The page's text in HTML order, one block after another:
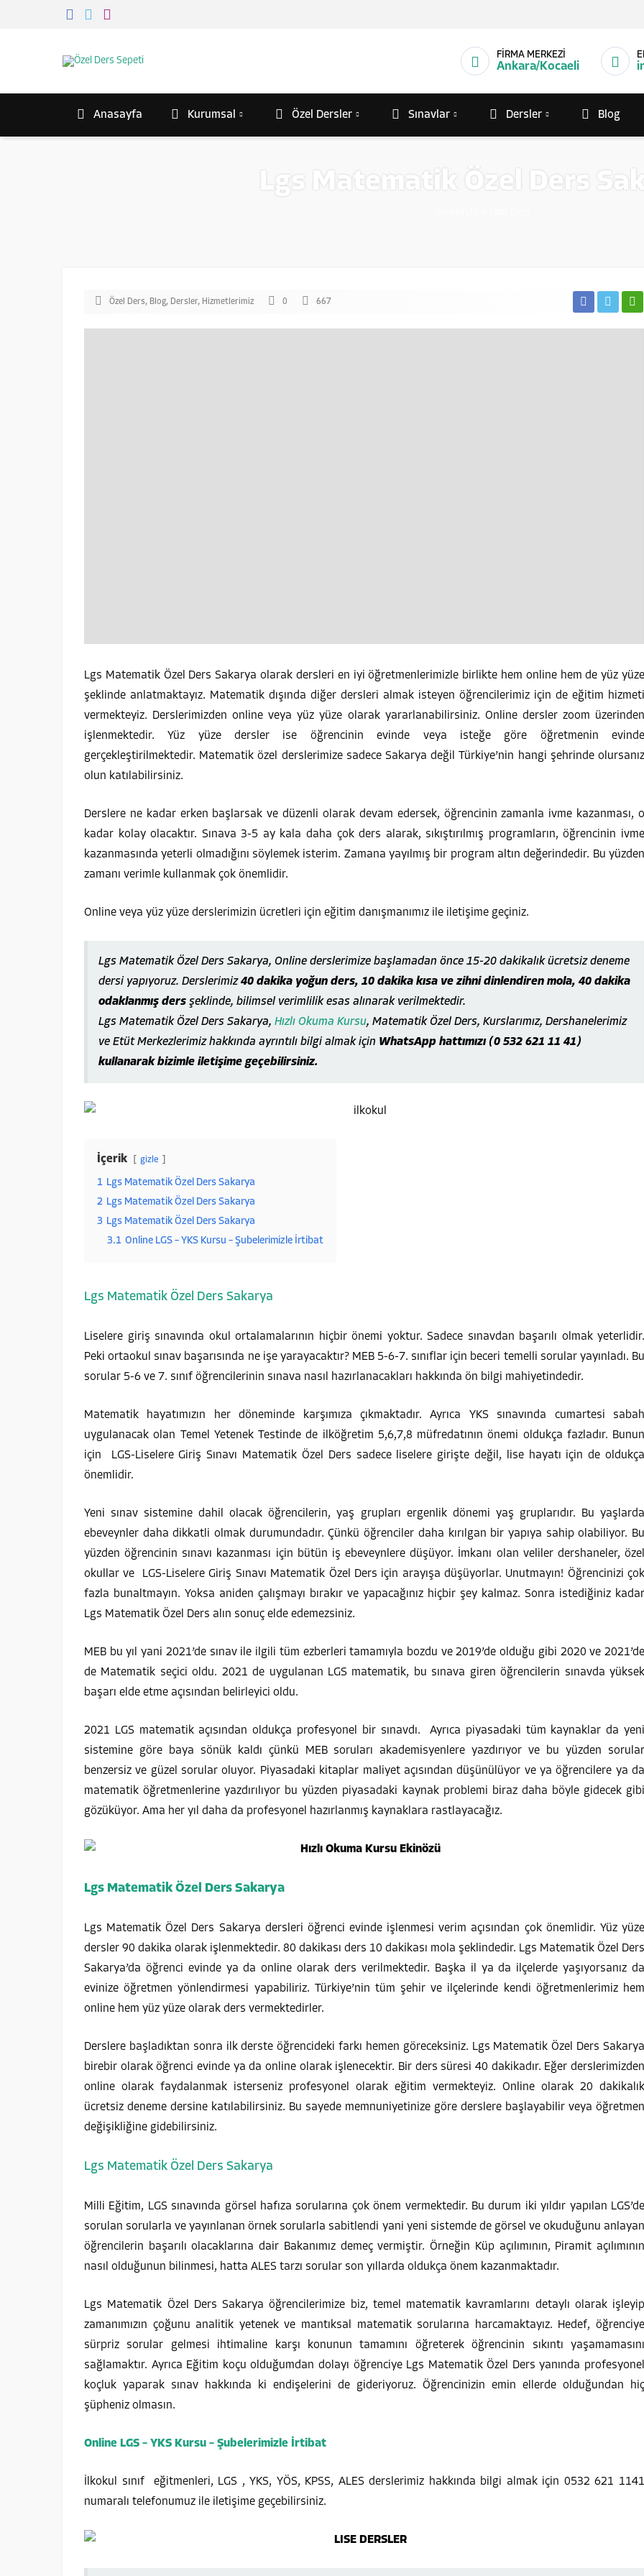
FİRMA MERKEZİ
Ankara/Kocaeli
Anasayfa Kurumsal Özel Dersler Sınavlar Dersler Blog
Lgs Matematik Özel Ders
Özel Ders, Blog, Dersler, Hizmetlerimiz 0 667
Lgs Matematik Özel Ders Sakarya olarak dersleri en iyi öğretmenlerimizle birlikte hem online hem de yüz yüze
şeklinde anlatmaktayız. Matematik dışında diğer dersleri almak isteyen öğrencilerimiz için de eğitim hizmeti
vermekteyiz. Derslerimizden online veya yüz yüze olarak yararlanabilirsiniz. Online dersler zoom üzerinden
işlenmektedir. Yüz yüze dersler ise öğrencinin evinde veya isteğe göre öğretmenin evinde
gerçekleştirilmektedir. Matematik özel derslerimize sadece Sakarya değil Türkiye’nin hangi şehrinde olursanız
olun katılabilirsiniz.
Derslere ne kadar erken başlarsak ve düzenli olarak devam edersek, öğrencinin zamanla ivme kazanması, o
kadar kolay olacaktır. Sınava 3-5 ay kala daha çok ders alarak, sıkıştırılmış programların, öğrencinin ivme
kazanmasında yeterli olmadığını söylemek isterim. Zamana yayılmış bir program altın değerindedir. Bu yüzden
zamanı verimle kullanmak çok önemlidir.
Online veya yüz yüze derslerimizin ücretleri için eğitim danışmanımız ile iletişime geçiniz.
Lgs Matematik Özel Ders Sakarya, Online derslerimize başlamadan önce 15-20 dakikalık ücretsiz deneme
dersi yapıyoruz. Derslerimiz40 dakika yoğun ders, 10 dakika kısa ve zihni dinlendiren mola, 40 dakika
odaklanmış ders şeklinde, bilimsel verimlilik esas alınarak verilmektedir.
Lgs Matematik Özel Ders Sakarya, Hızlı Okuma Kursu, Matematik Özel Ders, Kurslarımız, Dershanelerimiz
ve Etüt Merkezlerimiz hakkında ayrıntılı bilgi almak için WhatsApp hattımızı (0 532 621 11 41)
kullanarak bizimle iletişime geçebilirsiniz.
İçerik gizle
1 Lgs Matematik Özel Ders Sakarya
2 Lgs Matematik Özel Ders Sakarya
3 Lgs Matematik Özel Ders Sakarya
3.1 Online LGS – YKS Kursu – Şubelerimizle İrtibat
Lgs Matematik Özel Ders Sakarya
Liselere giriş sınavında okul ortalamalarının hiçbir önemi yoktur. Sadece sınavdan başarılı olmak yeterlidir.
Peki ortaokul sınav başarısında ne işe yarayacaktır? MEB 5-6-7. sınıflar için beceri temelli sorular yayınladı. Bu
sorular 5-6 ve 7. sınıf öğrencilerinin sınava nasıl hazırlanacakları hakkında ön bilgi mahiyetindedir.
Matematik hayatımızın her döneminde karşımıza çıkmaktadır. Ayrıca YKS sınavında cumartesi sabah
uygulanacak olan Temel Yetenek Testinde de ilköğretim 5,6,7,8 müfredatının önemi oldukça fazladır. Bunun
için LGS-Liselere Giriş Sınavı Matematik Özel Ders sadece liselere girişte değil, lise hayatı için de oldukça
önemlidir.
Yeni sınav sistemine dahil olacak öğrencilerin, yaş grupları ergenlik dönemi yaş gruplarıdır. Bu yaşlarda
ebeveynler daha dikkatli olmak durumundadır. Çünkü öğrenciler daha kırılgan bir yapıya sahip olabiliyor. Bu
yüzden öğrencinin sınavı kazanması için bütün iş ebeveynlere düşüyor. İmkanı olan veliler dershaneler, özel
okullar ve LGS-Liselere Giriş Sınavı Matematik Özel Ders için arayışa düşüyorlar. Unutmayın! Öğrencinizi çok
fazla bunaltmayın. Yoksa aniden çalışmayı bırakır ve yapacağınız hiçbir şey kalmaz. Sonra istediğiniz kadar
Lgs Matematik Özel Ders alın sonuç elde edemezsiniz.
MEB bu yıl yani 2021’de sınav ile ilgili tüm ezberleri tamamıyla bozdu ve 2019’de olduğu gibi 2020 ve 2021’de
de Matematik seçici oldu. 2021 de uygulanan LGS matematik, bu sınava giren öğrencilerin sınavda yüksek
başarı elde etme açısından belirleyici oldu.
2021 LGS matematik açısından oldukça profesyonel bir sınavdı. Ayrıca piyasadaki tüm kaynaklar da yeni
sistemine göre baya sönük kaldı çünkü MEB soruları akademisyenlere yazdırıyor ve bu yüzden sorular
benzersiz ve güzel sorular oluyor. Piyasadaki kitaplar maliyet açısından düşünülüyor ve ya öğrencilere ya da
matematik öğretmenlerine yazdırılıyor bu yüzden piyasadaki kaynak problemi biraz daha böyle gidecek gibi
gözüküyor. Ama her yıl daha da profesyonel hazırlanmış kaynaklara rastlayacağız.
Lgs Matematik Özel Ders Sakarya
Lgs Matematik Özel Ders Sakarya dersleri öğrenci evinde işlenmesi verim açısından çok önemlidir. Yüz yüze
dersler 90 dakika olarak işlenmektedir. 80 dakikası ders 10 dakikası mola şeklindedir. Lgs Matematik Özel Ders
Sakarya’da öğrenci evinde ya da online olarak ders verilmektedir. Başka il ya da ilçelerde yaşıyorsanız da
evinize öğretmen yönlendirmesi yapabiliriz. Türkiye’nin tüm şehir ve ilçelerinde kendi öğretmenlerimiz hem
online hem yüz yüze olarak ders vermektedirler.
Derslere başladıktan sonra ilk derste öğrencideki farkı hemen göreceksiniz. Lgs Matematik Özel Ders Sakarya
birebir olarak öğrenci evinde ya da online olarak işlenecektir. Bir ders süresi 40 dakikadır. Eğer derslerimizden
online olarak faydalanmak isterseniz profesyonel olarak eğitim vermekteyiz. Online olarak 20 dakikalık
ücretsiz deneme dersine katılabilirsiniz. Bu sayede memnuniyetinize göre derslere başlayabilir veya öğretmen
değişikliğine gidebilirsiniz.
Lgs Matematik Özel Ders Sakarya
Milli Eğitim, LGS sınavında görsel hafıza sorularına çok önem vermektedir. Bu durum iki yıldır yapılan LGS’de
sorulan sorularla ve yayınlanan örnek sorularla sabitlendi yani yeni sistemde de görsel ve okuduğunu anlayan
öğrencilerin başarılı olacaklarına dair Bakanımız demeç vermiştir. Örneğin Küp açılımının, Piramit açılımının
nasıl olduğunun bilinmesi, hatta ALES tarzı sorular son yıllarda oldukça önem kazanmaktadır.
Lgs Matematik Özel Ders Sakarya öğrencilerimize biz, temel matematik kavramlarını detaylı olarak işleyip
zamanımızın çoğunu analitik yetenek ve mantıksal matematik sorularına harcamaktayız. Hedef, öğrenciye
sürpriz sorular gelmesi ihtimaline karşı konunun tamamını öğreterek öğrencinin sıkıntı yaşamamasını
sağlamaktır. Ayrıca Eğitim koçu olduğumdan dolayı öğrenciye Lgs Matematik Özel Ders yanında profesyonel
koçluk yaparak sınav hakkında ki endişelerini de gideriyoruz. Öğrencinizin emin ellerde olduğundan hiç
şüpheniz olmasın.
Online LGS – YKS Kursu – Şubelerimizle İrtibat
İlkokul sınıf eğitmenleri, LGS , YKS, YÖS, KPSS, ALES derslerimiz hakkında bilgi almak için 0532 621 1141
numaralı telefonumuz ile iletişime geçebilirsiniz.